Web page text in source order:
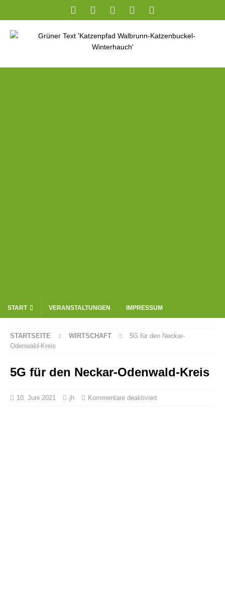
START VERANSTALTUNGEN IMPRESSUM
STARTSEITE WIRTSCHAFT
5G für den Neckar-
Odenwald-Kreis
5G für den Neckar-Odenwald-Kreis
10. Juni 2021 jh Kommentare deaktiviert